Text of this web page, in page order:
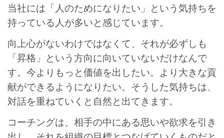
当社には「人のためになりたい」という気持ちを
持っている人が多いと感じています。
向上心がないわけではなくて、それが必ずしも
「昇格」という方向に向いていないだけなんで
す。今よりもっと価値を出したい。より大きな貢
献ができるようになりたい。そうした気持ちは、
対話を重ねていくと自然と出てきます。
コーチングは、相手の中にある思いや欲求を引き